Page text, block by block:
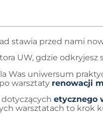
stawia przed nami
UW, gdzie odkryjesz
Was uniwersum
warsztaty renowacji
etycznego
warsztatach to krok